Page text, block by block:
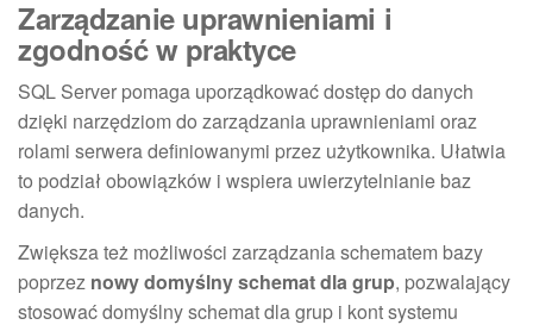
Zarządzanie uprawnieniami i
zgodność w praktyce
SQL Server pomaga uporządkować dostęp do danych
dzięki narzędziom do zarządzania uprawnieniami oraz
rolami serwera definiowanymi przez użytkownika. Ułatwia
to podział obowiązków i wspiera uwierzytelnianie baz
danych.
Zwiększa też możliwości zarządzania schematem bazy
poprzez nowy domyślny schemat dla grup, pozwalający
stosować domyślny schemat dla grup i kont systemu